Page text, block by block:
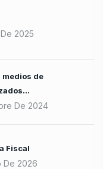
2025
medios de
De 2024
Fiscal
De 2026